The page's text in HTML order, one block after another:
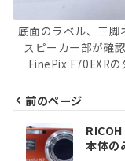
底面のラベル、三脚
スピーカー部が確
FinePix F70EXRの
投
稿
前のページ
本体の